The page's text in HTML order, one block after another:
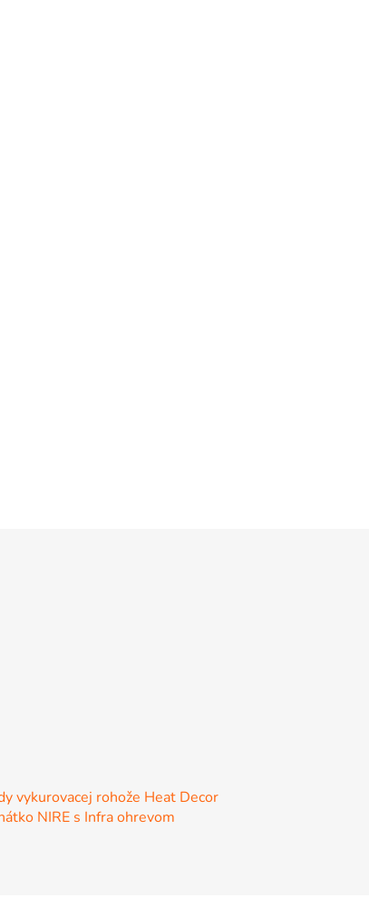
vykurovacej rohože Heat Decor
NIRE s Infra ohrevom